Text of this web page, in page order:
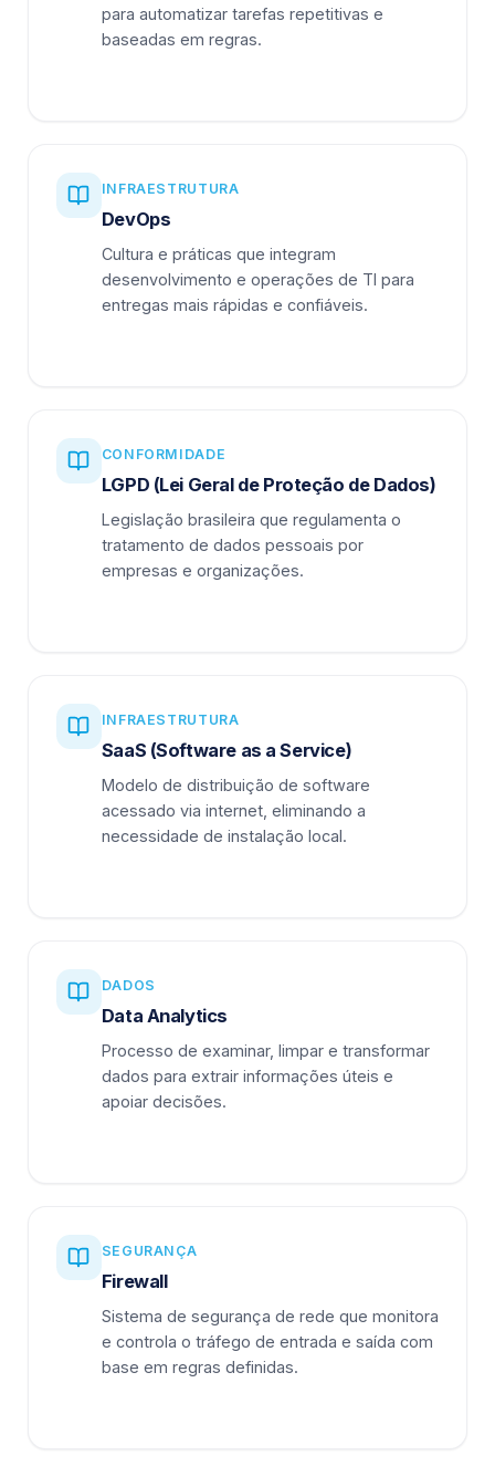
para automatizar tarefas repetitivas e
baseadas em regras.
INFRAESTRUTURA
DevOps
Cultura e práticas que integram
desenvolvimento e operações de TI para
entregas mais rápidas e confiáveis.
CONFORMIDADE
LGPD (Lei Geral de Proteção de Dados)
Legislação brasileira que regulamenta o
tratamento de dados pessoais por
empresas e organizações.
INFRAESTRUTURA
SaaS (Software as a Service)
Modelo de distribuição de software
acessado via internet, eliminando a
necessidade de instalação local.
DADOS
Data Analytics
Processo de examinar, limpar e transformar
dados para extrair informações úteis e
apoiar decisões.
SEGURANÇA
Firewall
Sistema de segurança de rede que monitora
e controla o tráfego de entrada e saída com
base em regras definidas.